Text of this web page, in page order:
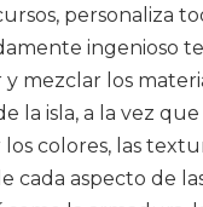
personaliza
ingenioso
y mezclar los
la isla, a la vez
colores, las
cada aspecto de